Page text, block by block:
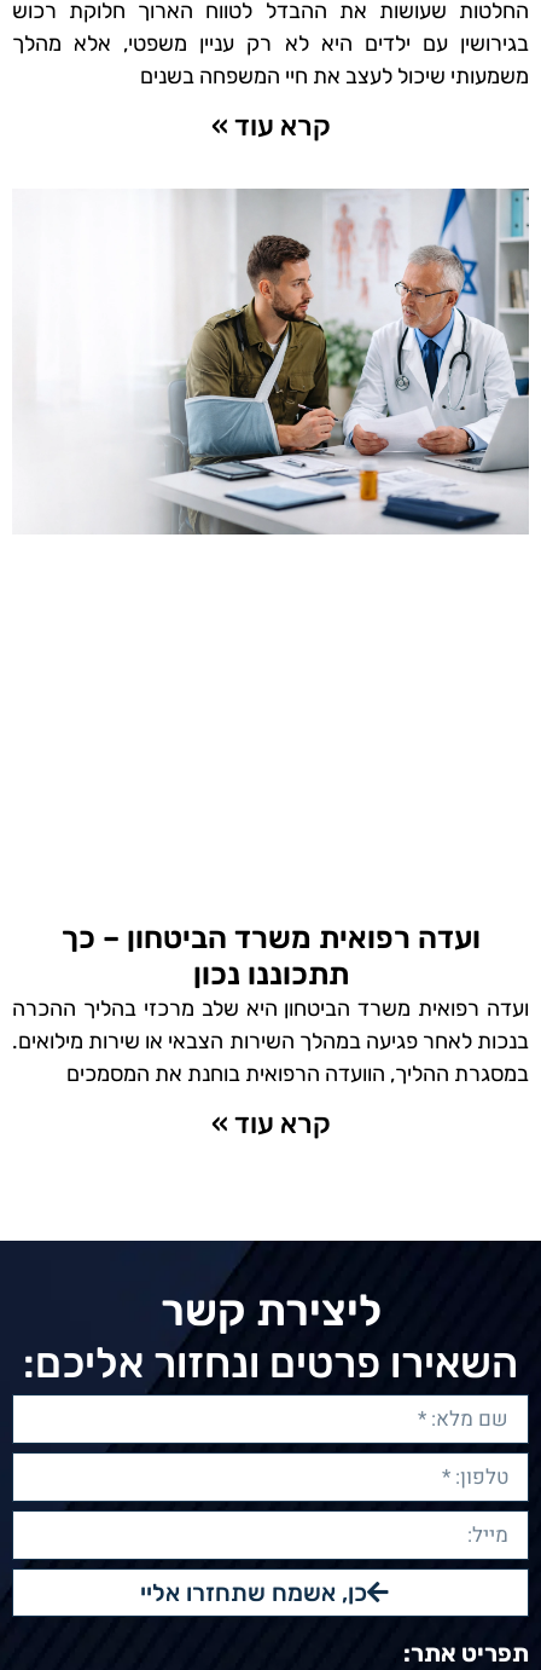
החלטות שעושות את ההבדל לטווח הארוך חלוקת רכוש
בגירושין עם ילדים היא לא רק עניין משפטי, אלא מהלך
משמעותי שיכול לעצב את חיי המשפחה בשנים
קרא עוד »
ועדה רפואית משרד הביטחון – כך
תתכוננו נכון
ועדה רפואית משרד הביטחון היא שלב מרכזי בהליך ההכרה
בנכות לאחר פגיעה במהלך השירות הצבאי או שירות מילואים.
במסגרת ההליך, הוועדה הרפואית בוחנת את המסמכים
קרא עוד »
ליצירת קשר
השאירו פרטים ונחזור אליכם:
כן, אשמח שתחזרו אליי
תפריט אתר: